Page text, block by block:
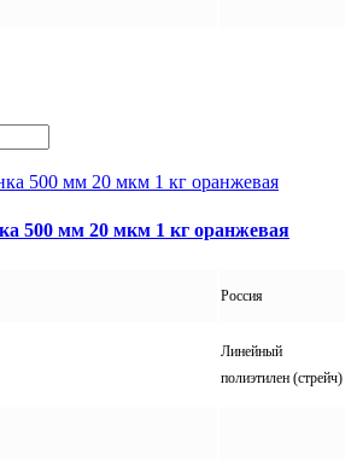
500 мм 20 мкм 1 кг оранжевая
Россия
Линейный
полиэтилен (стрейч)